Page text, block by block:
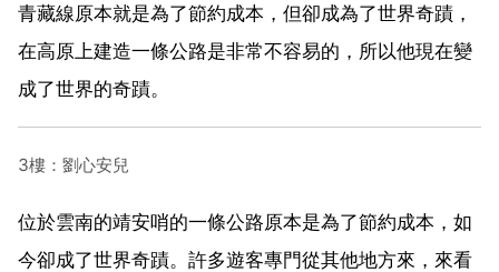
青藏線原本就是為了節約成本，但卻成為了世界奇蹟，
在高原上建造一條公路是非常不容易的，所以他現在變
成了世界的奇蹟。
3樓：劉心安兒
位於雲南的靖安哨的一條公路原本是為了節約成本，如
今卻成了世界奇蹟。許多遊客專門從其他地方來，來看